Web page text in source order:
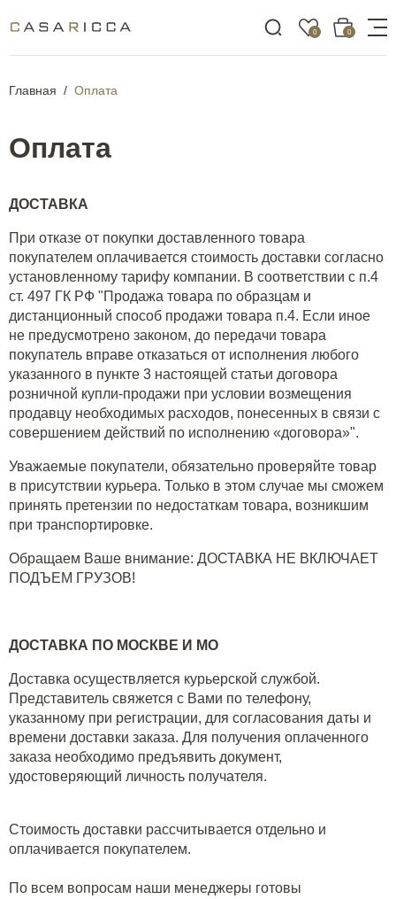
0 0
Главная Оплата
Оплата
ДОСТАВКА
При отказе от покупки доставленного товара
покупателем оплачивается стоимость доставки согласно
установленному тарифу компании. В соответствии с п.4
ст. 497 ГК РФ "Продажа товара по образцам и
дистанционный способ продажи товара п.4. Если иное
не предусмотрено законом, до передачи товара
покупатель вправе отказаться от исполнения любого
указанного в пункте 3 настоящей статьи договора
розничной купли-продажи при условии возмещения
продавцу необходимых расходов, понесенных в связи с
совершением действий по исполнению «договора»".
Уважаемые покупатели, обязательно проверяйте товар
в присутствии курьера. Только в этом случае мы сможем
принять претензии по недостаткам товара, возникшим
при транспортировке.
Обращаем Ваше внимание: ДОСТАВКА НЕ ВКЛЮЧАЕТ
ПОДЪЕМ ГРУЗОВ!
ДОСТАВКА ПО МОСКВЕ И МО
Доставка осуществляется курьерской службой.
Представитель свяжется с Вами по телефону,
указанному при регистрации, для согласования даты и
времени доставки заказа. Для получения оплаченного
заказа необходимо предъявить документ,
удостоверяющий личность получателя.
Стоимость доставки рассчитывается отдельно и
оплачивается покупателем.
По всем вопросам наши менеджеры готовы